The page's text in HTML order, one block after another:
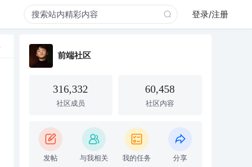
登录/注册
前端社区
316,332
社区成员
60,458
社区内容
发帖 与我相关 我的任务 分享